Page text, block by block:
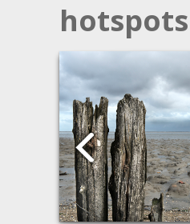
hotspots